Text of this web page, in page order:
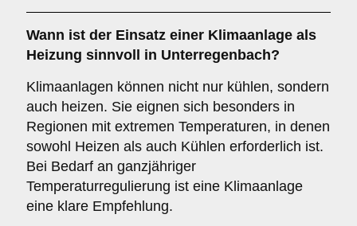
Wann ist der Einsatz einer Klimaanlage als
Heizung sinnvoll in Unterregenbach?
Klimaanlagen können nicht nur kühlen, sondern
auch heizen. Sie eignen sich besonders in
Regionen mit extremen Temperaturen, in denen
sowohl Heizen als auch Kühlen erforderlich ist.
Bei Bedarf an ganzjähriger
Temperaturregulierung ist eine Klimaanlage
eine klare Empfehlung.